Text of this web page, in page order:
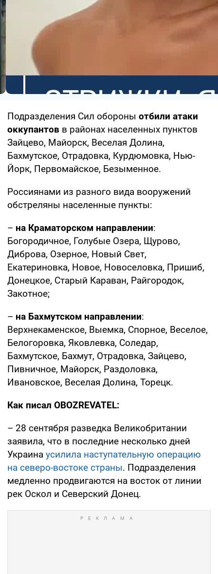
Подразделения Сил обороны отбили атаки
оккупантов в районах населенных пунктов
Зайцево, Майорск, Веселая Долина,
Бахмутское, Отрадовка, Курдюмовка, Нью-
Йорк, Первомайское, Безыменное.
Россиянами из разного вида вооружений
обстреляны населенные пункты:
– на Краматорском направлении:
Богородичное, Голубые Озера, Щурово,
Диброва, Озерное, Новый Свет,
Екатериновка, Новое, Новоселовка, Пришиб,
Донецкое, Старый Караван, Райгородок,
Закотное;
– на Бахмутском направлении:
Верхнекаменское, Выемка, Спорное, Веселое,
Белогоровка, Яковлевка, Соледар,
Бахмутское, Бахмут, Отрадовка, Зайцево,
Пивничное, Майорск, Раздоловка,
Ивановское, Веселая Долина, Торецк.
Как писал OBOZREVATEL:
– 28 сентября разведка Великобритании
заявила, что в последние несколько дней
Украина усилила наступательную операцию
на северо-востоке страны. Подразделения
медленно продвигаются на восток от линии
рек Оскол и Северский Донец.